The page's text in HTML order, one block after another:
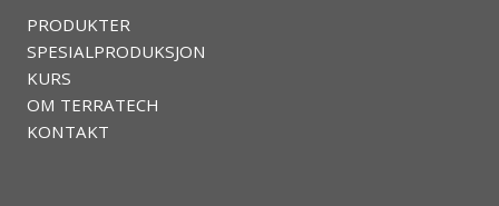
PRODUKTER
SPESIALPRODUKSJON
KURS
OM TERRATECH
KONTAKT